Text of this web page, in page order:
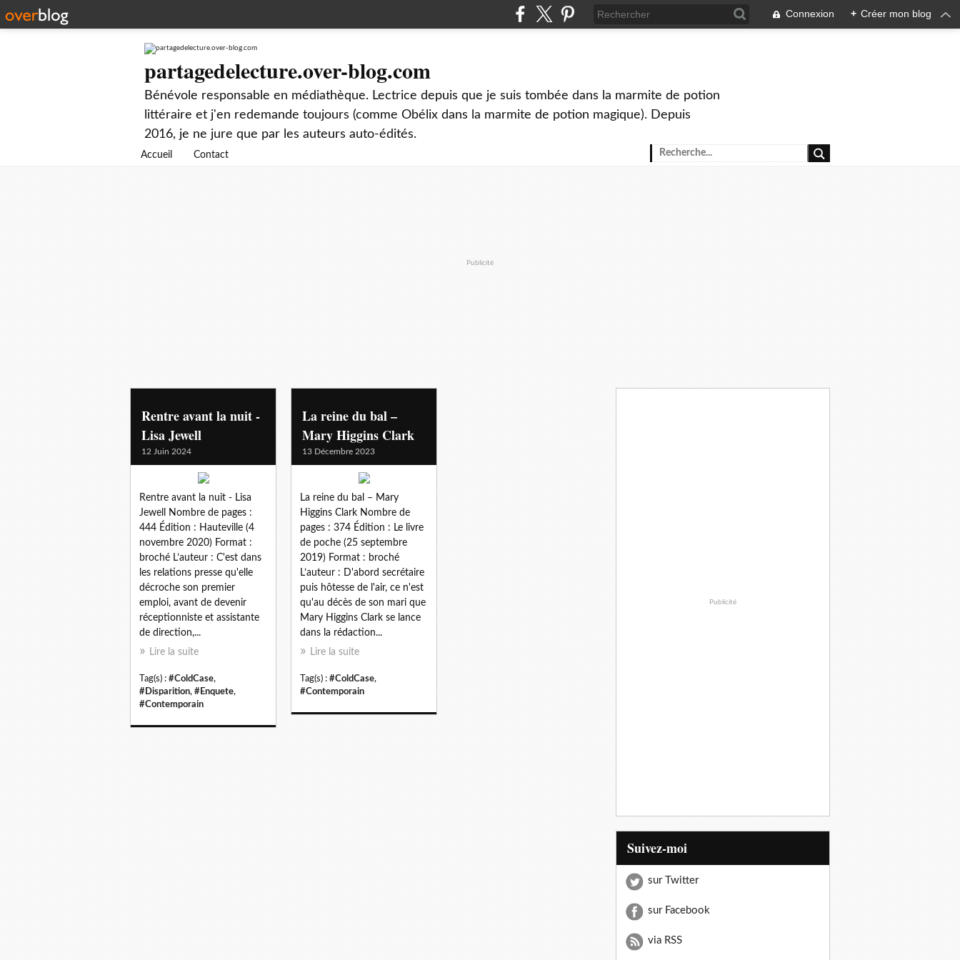
Connexion + Créer mon blog
partagedelecture.over-blog.com
Bénévole responsable en médiathèque. Lectrice depuis que je suis tombée dans la marmite de potion
littéraire et j'en redemande toujours (comme Obélix dans la marmite de potion magique). Depuis
2016, je ne jure que par les auteurs auto-édités.
Accueil Contact
Publicité
coldcase
Rentre avant la nuit -
Lisa Jewell
12 Juin 2024
Rentre avant la nuit - Lisa
Jewell Nombre de pages :
444 Édition : Hauteville (4
novembre 2020) Format :
broché L’auteur : C'est dans
les relations presse qu'elle
décroche son premier
emploi, avant de devenir
réceptionniste et assistante
de direction,...
Lire la suite
Tag(s) : #ColdCase,
#Disparition, #Enquete,
#Contemporain
La reine du bal –
Mary Higgins Clark
13 Décembre 2023
La reine du bal – Mary
Higgins Clark Nombre de
pages : 374 Édition : Le livre
de poche (25 septembre
2019) Format : broché
L’auteur : D'abord secrétaire
puis hôtesse de l'air, ce n'est
qu'au décès de son mari que
Mary Higgins Clark se lance
dans la rédaction...
Lire la suite
Tag(s) : #ColdCase,
#Contemporain
Publicité
Suivez-moi
sur Twitter
sur Facebook
via RSS